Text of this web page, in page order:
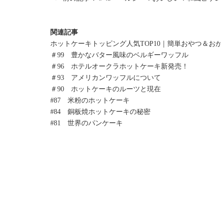
関連記事
ホットケーキトッピング人気TOP10｜簡単おやつ＆お
＃99 豊かなバター風味のベルギーワッフル
＃96 ホテルオークラホットケーキ新発売！
＃93 アメリカンワッフルについて
＃90 ホットケーキのルーツと現在
#87 米粉のホットケーキ
#84 銅板焼ホットケーキの秘密
#81 世界のパンケーキ